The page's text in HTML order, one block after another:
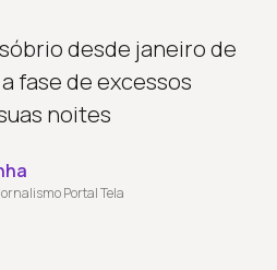
desde janeiro de
fase de excessos
noites
Portal Tela